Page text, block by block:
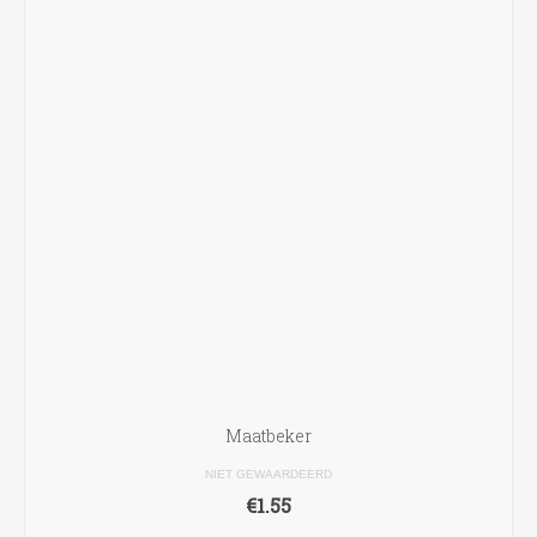
Maatbeker
NIET GEWAARDEERD
€1.55